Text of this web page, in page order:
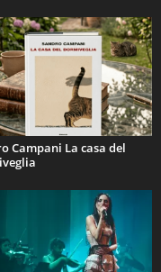
Campani La casa del